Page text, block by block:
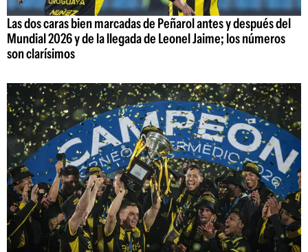
Las dos caras bien marcadas de Peñarol antes y después del
Mundial 2026 y de la llegada de Leonel Jaime; los números
son clarísimos